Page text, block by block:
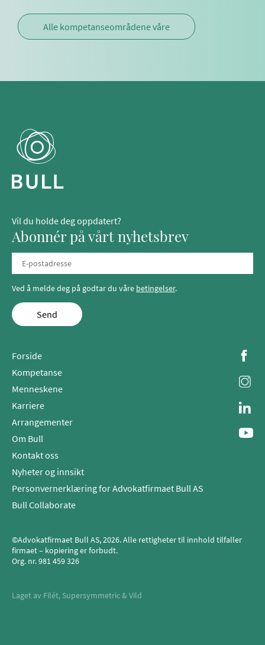
Alle kompetanseområdene våre
Vil du holde deg oppdatert?
Abonnér på vårt nyhetsbrev
Ved å melde deg på godtar du våre betingelser.
Send
Forside
Kompetanse
Menneskene
Karriere
Arrangementer
Om Bull
Kontakt oss
Nyheter og innsikt
Personvernerklæring for Advokatfirmaet Bull AS
Bull Collaborate
©Advokatfirmaet Bull AS, 2026. Alle rettigheter til innhold tilfaller
firmaet – kopiering er forbudt.
Org. nr.981 459 326
Laget av Filét, Supersymmetric& Vild